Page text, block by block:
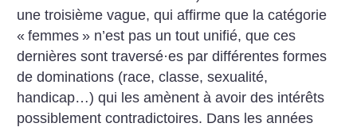
une troisième vague, qui affirme que la catégorie
« femmes » n’est pas un tout unifié, que ces
dernières sont traversé·es par différentes formes
de dominations (race, classe, sexualité,
handicap…) qui les amènent à avoir des intérêts
possiblement contradictoires. Dans les années